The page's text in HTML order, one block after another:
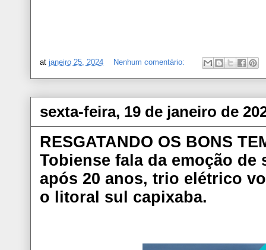
at janeiro 25, 2024 Nenhum comentário:
sexta-feira, 19 de janeiro de
RESGATANDO OS BONS
Tobiense fala da emoção
após 20 anos, trio elétrico
o litoral sul capixaba.